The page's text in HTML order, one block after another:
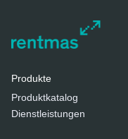
Produkte
Produktkatalog
Dienstleistungen